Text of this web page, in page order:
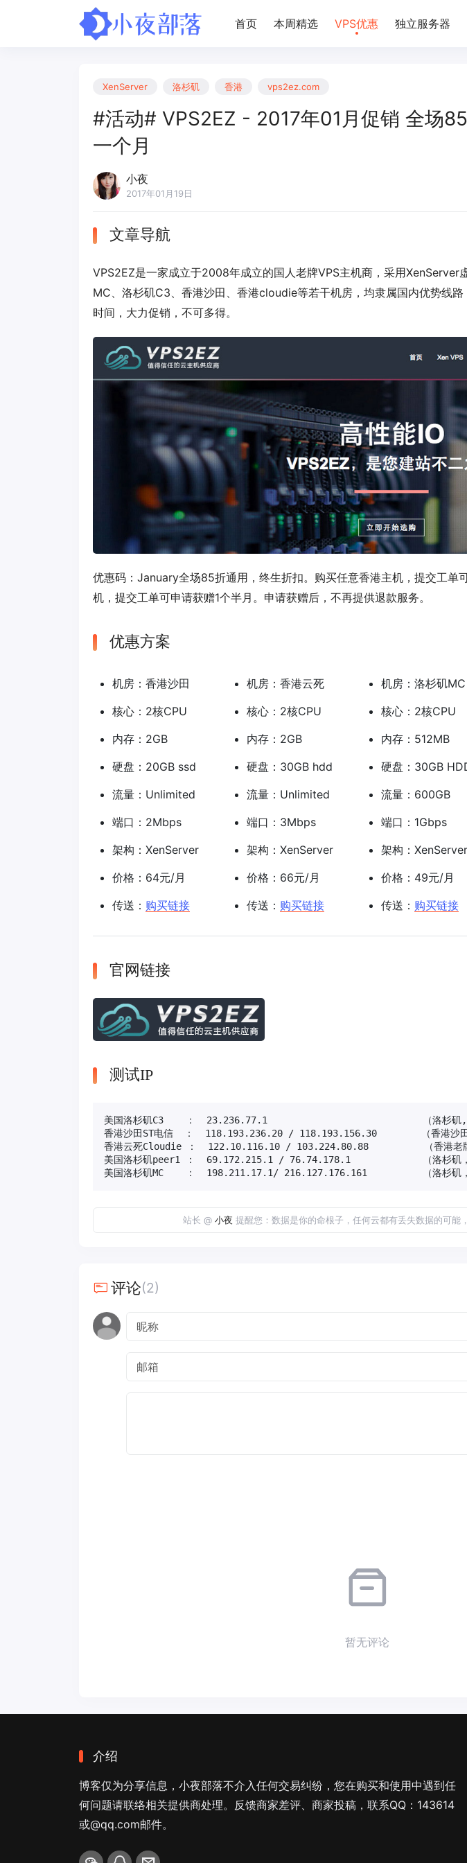
首页 本周精选 VPS优惠 独立服务器
XenServer 洛杉矶 香港 vps2ez.com
#活动# VPS2EZ - 2017年01月促销 全场
一个月
小夜
2017年01月19日
文章导航
VPS2EZ是一家成立于2008年成立的国人老牌VPS主机商，采用XenServer
MC、洛杉矶C3、香港沙田、香港cloudie等若干机房，均隶属国内优势线路
时间，大力促销，不可多得。
优惠码： January全场85折通用，终生折扣。购买任意香港主机，提交工单
机，提交工单可申请获赠1个半月。申请获赠后，不再提供退款服务。
优惠方案
机房：香港沙田
核心：2核CPU
内存：2GB
硬盘：20GB ssd
流量：Unlimited
端口：2Mbps
架构：XenServer
价格：64元/月
传送： 购买链接
机房：香港云死
核心：2核CPU
内存：2GB
硬盘：30GB hdd
流量：Unlimited
端口：3Mbps
架构：XenServer
价格：66元/月
传送： 购买链接
机房：洛杉矶MC
核心：2核CPU
内存：512MB
硬盘：30GB
流量：600GB
端口：1Gbps
架构：XenServer
价格：49元/月
传送： 购买链接
官网链接
测试IP
美国洛杉矶C3    ：  23.236.77.1                            （洛杉矶,美国
香港沙田ST电信  ：  118.193.236.20 / 118.193.156.30        （香港沙田机
香港云死Cloudie ：  122.10.116.10 / 103.224.80.88          （香港老牌机
美国洛杉矶peer1 ：  69.172.215.1 / 76.74.178.1             （洛杉矶，中
美国洛杉矶MC    ：  198.211.17.1/ 216.127.176.161          （洛杉矶，中
站长 @ 小夜 提醒您：数据是你的命根子，任何云都有丢失数据的可能
评论(2)
暂无评论
介绍
博客仅为分享信息，小夜部落不介入任何交易纠纷，您在购买和使用中遇到任
何问题请联络相关提供商处理。反馈商家差评、商家投稿，联系QQ：143614
或@qq.com邮件。